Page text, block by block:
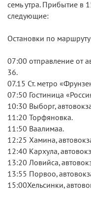
семь утра. Прибытие в
следующие:
Остановки по
07:00 отправление от
36.
07.15 Ст. метро
07:50 Гостиница
10:30 Выборг,
11:20 Торфяновка.
11:50 Ваалимаа.
12:25 Хамина,
12:40 Кархула,
13:20 Ловийса,
13:55 Порвоо,
15:00Хельсинки,